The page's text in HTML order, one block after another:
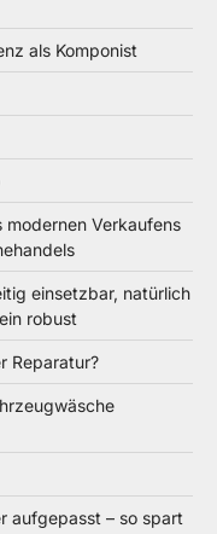
als Komponist
Verkaufens
einsetzbar, natürlich
robust
Reparatur?
aufgepasst – so spart